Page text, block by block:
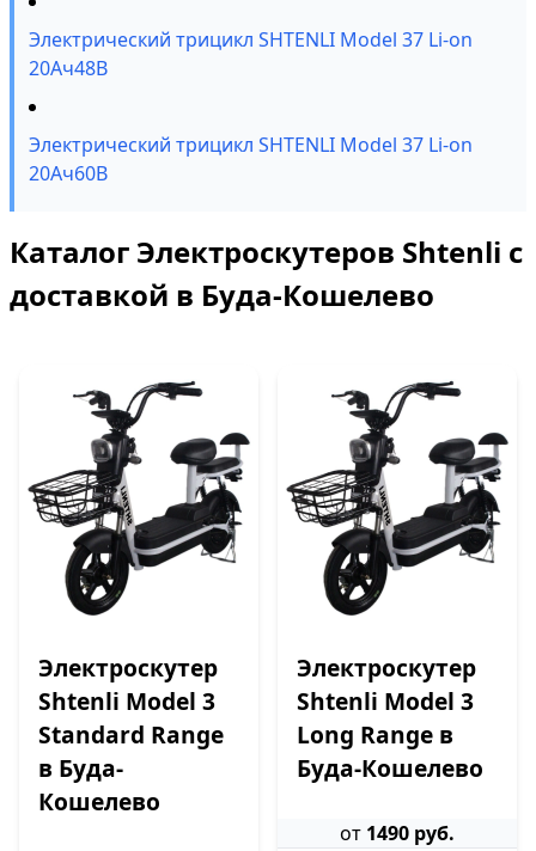
Электрический трицикл SHTENLI Model 37 Li-on
20Ач48В
Электрический трицикл SHTENLI Model 37 Li-on
20Ач60В
Каталог Электроскутеров Shtenli с
доставкой в Буда-Кошелево
Электроскутер
Shtenli Model 3
Standard Range
в Буда-
Кошелево
Электроскутер
Shtenli Model 3
Long Range в
Буда-Кошелево
от 1490 руб.